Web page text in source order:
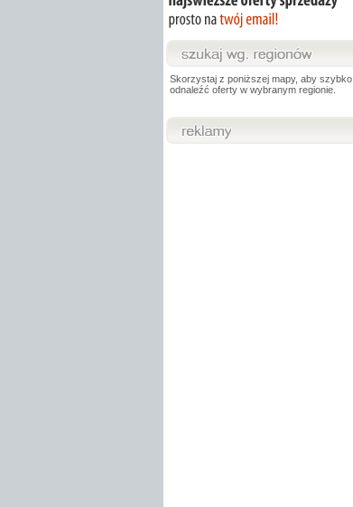
Skorzystaj z poniższej mapy, aby szybko
odnaleźć oferty w wybranym regionie.